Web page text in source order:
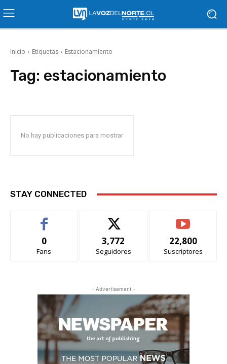
Inicio Etiquetas Estacionamiento
Tag: estacionamiento
No hay publicaciones para mostrar
STAY CONNECTED
0
Fans
3,772
Seguidores
22,800
Suscriptores
- Advertisement -